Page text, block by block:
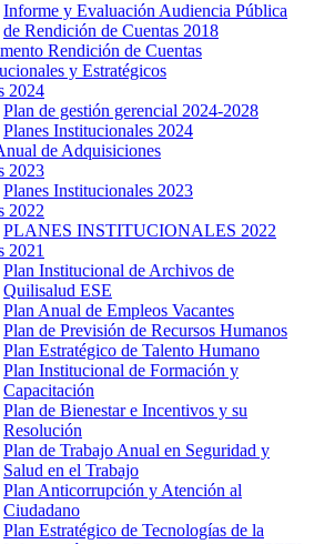
Informe y Evaluación Audiencia Pública
de Rendición de Cuentas 2018
Rendición de Cuentas
y Estratégicos
2024
Plan de gestión gerencial 2024-2028
Planes Institucionales 2024
de Adquisiciones
2023
Planes Institucionales 2023
2022
PLANES INSTITUCIONALES 2022
2021
Plan Institucional de Archivos de
Quilisalud ESE
Plan Anual de Empleos Vacantes
Plan de Previsión de Recursos Humanos
Plan Estratégico de Talento Humano
Plan Institucional de Formación y
Capacitación
Plan de Bienestar e Incentivos y su
Resolución
Plan de Trabajo Anual en Seguridad y
Salud en el Trabajo
Plan Anticorrupción y Atención al
Ciudadano
Plan Estratégico de Tecnologías de la